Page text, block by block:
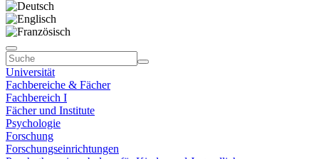
Universität
Fachbereiche & Fächer
Fachbereich I
Fächer und Institute
Psychologie
Forschung
Forschungseinrichtungen